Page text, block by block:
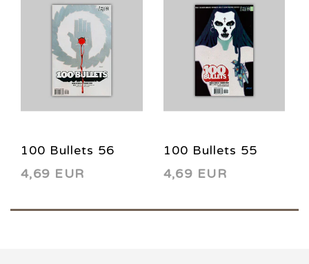
100 Bullets 56
2005
4,69 EUR
100 Bullets 55
2005
4,69 EUR